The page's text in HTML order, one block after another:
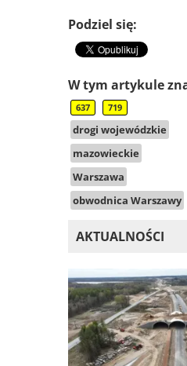
Podziel się:
W tym artykule
637 719
drogi wojewódzkie
mazowieckie
Warszawa
obwodnica Warszawy
AKTUALNOŚCI